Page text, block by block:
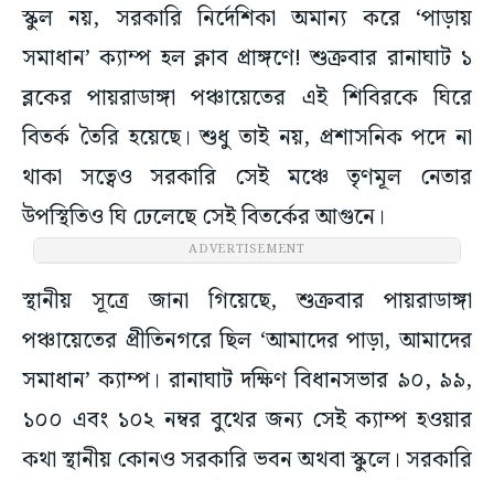
স্কুল নয়, সরকারি নির্দেশিকা অমান্য করে ‘পাড়ায়
সমাধান’ ক্যাম্প হল ক্লাব প্রাঙ্গণে! শুক্রবার রানাঘাট ১
ব্লকের পায়রাডাঙ্গা পঞ্চায়েতের এই শিবিরকে ঘিরে
বিতর্ক তৈরি হয়েছে। শুধু তাই নয়, প্রশাসনিক পদে না
থাকা সত্বেও সরকারি সেই মঞ্চে তৃণমূল নেতার
উপস্থিতিও ঘি ঢেলেছে সেই বিতর্কের আগুনে।
ADVERTISEMENT
স্থানীয় সূত্রে জানা গিয়েছে, শুক্রবার পায়রাডাঙ্গা
পঞ্চায়েতের প্রীতিনগরে ছিল ‘আমাদের পাড়া, আমাদের
সমাধান’ ক্যাম্প। রানাঘাট দক্ষিণ বিধানসভার ৯০, ৯৯,
১০০ এবং ১০২ নম্বর বুথের জন্য সেই ক্যাম্প হওয়ার
কথা স্থানীয় কোনও সরকারি ভবন অথবা স্কুলে। সরকারি